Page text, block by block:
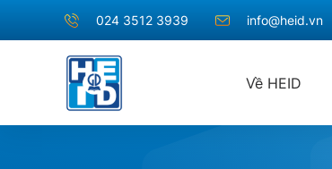
024 3512 3939 info@heid.vn
Về HEID